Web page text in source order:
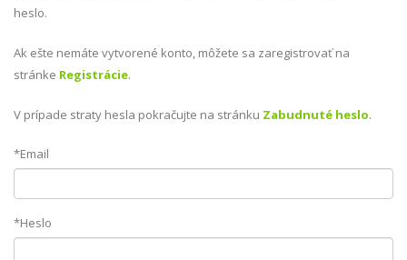
heslo.
Ak ešte nemáte vytvorené konto, môžete sa zaregistrovať na
stránke Registrácie.
V prípade straty hesla pokračujte na stránku Zabudnuté heslo.
*Email
*Heslo